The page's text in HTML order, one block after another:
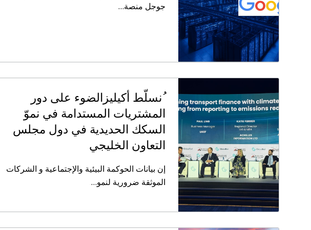
جوجل منصة…
ُنسلّط أكيليزالضوء على دور
المشتريات المستدامة في نموّ
السكك الحديدية في دول مجلس
التعاون الخليجي
إن بيانات الحوكمة البيئية والإجتماعية و الشركات
الموثقة ضرورية لنمو…